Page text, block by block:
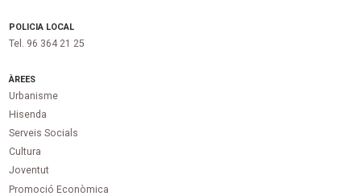
POLICIA LOCAL
Tel. 96 364 21 25
ÀREES
Urbanisme
Hisenda
Serveis Socials
Cultura
Joventut
Promoció Econòmica